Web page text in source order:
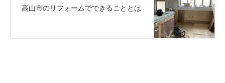
高山市のリフォームでできることとは